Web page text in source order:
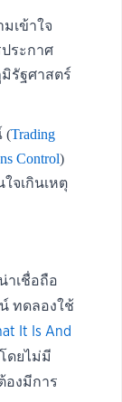
เข้าใจ
ประกาศ
รัฐศาสตร์
(Trading
Control)
จเกินเหตุ
าเชื่อถือ
ทดลองใช้
It Is And
ดยไม่มี
องมีการ